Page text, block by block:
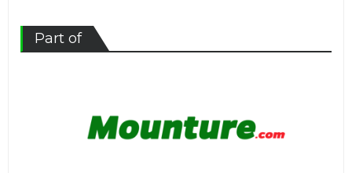
Part of